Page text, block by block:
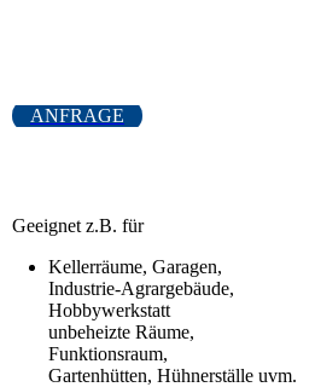
ANFRAGE
Geeignet z.B. für
Kellerräume, Garagen,
Industrie-Agrargebäude,
Hobbywerkstatt
unbeheizte Räume,
Funktionsraum,
Gartenhütten, Hühnerställe uvm.